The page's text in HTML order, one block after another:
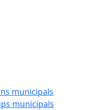
municipals
municipals